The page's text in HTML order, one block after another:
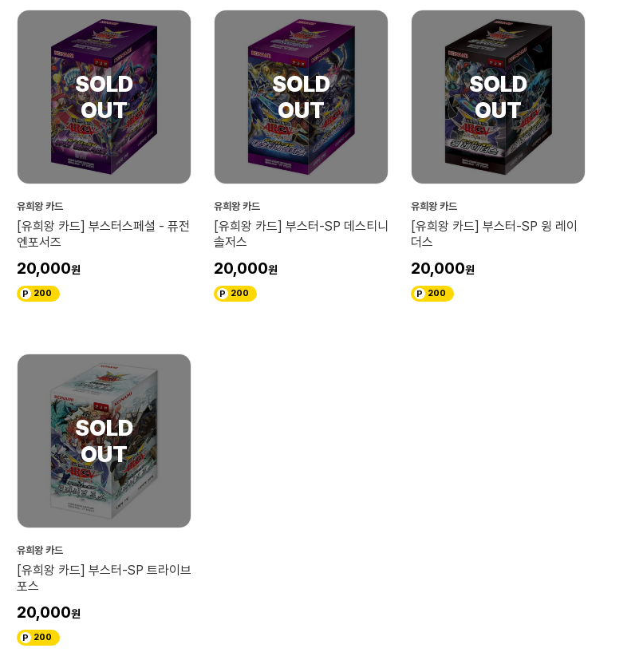
유희왕 카드
[유희왕 카드] 부스터스페셜 - 퓨전
엔포서즈
20,000
200
유희왕 카드
[유희왕 카드] 부스터-SP 데스티니
솔저스
20,000
200
유희왕 카드
[유희왕 카드] 부스터-SP 윙 레이
더스
20,000
200
유희왕 카드
[유희왕 카드] 부스터-SP 트라이브
포스
20,000
200